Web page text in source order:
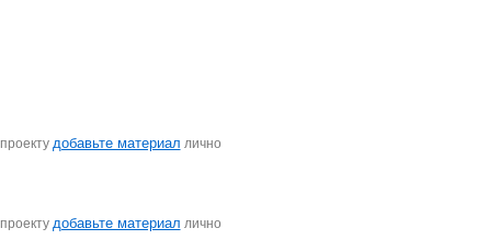
добавьте материал лично
добавьте материал лично